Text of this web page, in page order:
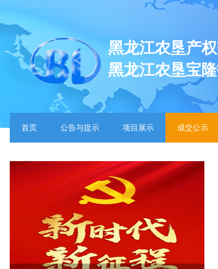
黑龙江农垦产
黑龙江农垦宝
首页 公告与提示 项目展示 成交公示